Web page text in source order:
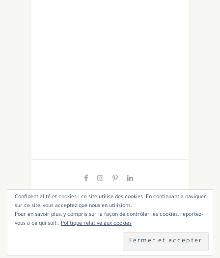
Copyright 2021 - Cannelle et Coriandre. All Rights
TOP
Confidentialité et cookies : ce site utilise des cookies. En continuant à naviguer
sur ce site, vous acceptez que nous en utilisions.
Pour en savoir plus, y compris sur la façon de contrôler les cookies, reportez-
vous à ce qui suit : Politique relative aux cookies